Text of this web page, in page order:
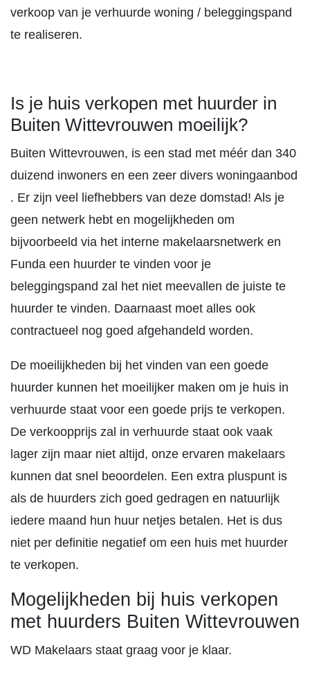
verkoop van je verhuurde woning / beleggingspand
te realiseren.
Is je huis verkopen met huurder in
Buiten Wittevrouwen moeilijk?
Buiten Wittevrouwen, is een stad met méér dan 340
duizend inwoners en een zeer divers woningaanbod
. Er zijn veel liefhebbers van deze domstad! Als je
geen netwerk hebt en mogelijkheden om
bijvoorbeeld via het interne makelaarsnetwerk en
Funda een huurder te vinden voor je
beleggingspand zal het niet meevallen de juiste te
huurder te vinden. Daarnaast moet alles ook
contractueel nog goed afgehandeld worden.
De moeilijkheden bij het vinden van een goede
huurder kunnen het moeilijker maken om je huis in
verhuurde staat voor een goede prijs te verkopen.
De verkoopprijs zal in verhuurde staat ook vaak
lager zijn maar niet altijd, onze ervaren makelaars
kunnen dat snel beoordelen. Een extra pluspunt is
als de huurders zich goed gedragen en natuurlijk
iedere maand hun huur netjes betalen. Het is dus
niet per definitie negatief om een huis met huurder
te verkopen.
Mogelijkheden bij huis verkopen
met huurders Buiten Wittevrouwen
WD Makelaars staat graag voor je klaar.